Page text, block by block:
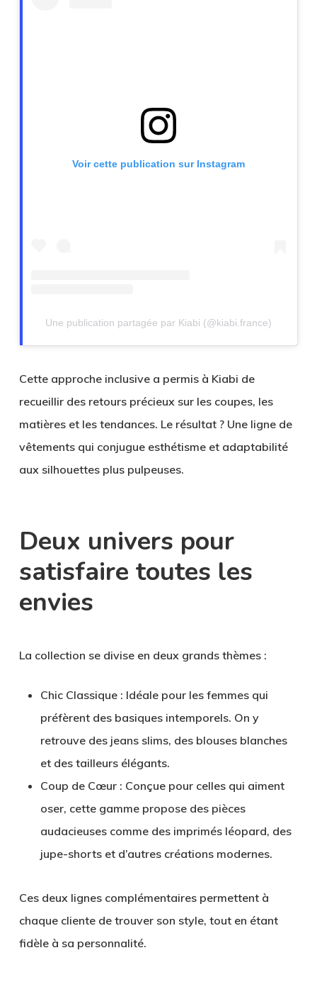
Voir cette publication sur Instagram
Une publication partagée par Kiabi (@kiabi.france)
Cette approche inclusive a permis à Kiabi de
recueillir des retours précieux sur les coupes, les
matières et les tendances. Le résultat ? Une ligne de
vêtements qui conjugue esthétisme et adaptabilité
aux silhouettes plus pulpeuses.
Deux univers pour
satisfaire toutes les
envies
La collection se divise en deux grands thèmes :
Chic Classique: Idéale pour les femmes qui
préfèrent des basiques intemporels. On y
retrouve des jeans slims, des blouses blanches
et des tailleurs élégants.
Coup de Cœur: Conçue pour celles qui aiment
oser, cette gamme propose des pièces
audacieuses comme des imprimés léopard, des
jupe-shorts et d’autres créations modernes.
Ces deux lignes complémentaires permettent à
chaque cliente de trouver son style, tout en étant
fidèle à sa personnalité.